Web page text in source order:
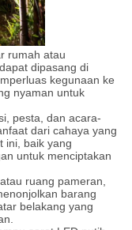
rumah atau
dipasang di
kegunaan ke
nyaman untuk
pesta, dan acara-
dari cahaya yang
ini, baik yang
untuk menciptakan
ruang pameran,
barang
belakang yang